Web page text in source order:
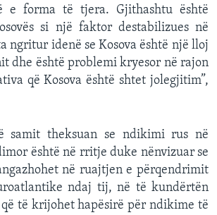
e forma të tjera. Gjithashtu është
si një faktor destabilizues në
ngritur idenë se Kosova është një lloj
dhe është problemi kryesor në rajon
që Kosova është shtet jolegjitim”,
samit theksuan se ndikimi rus në
është në rritje duke nënvizuar se
në ruajtjen e përqendrimit
ndaj tij, në të kundërtën
të krijohet hapësirë për ndikime të